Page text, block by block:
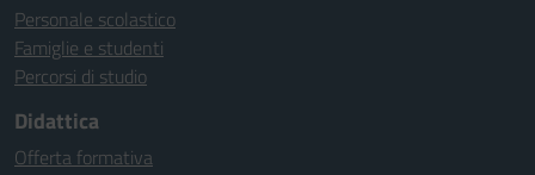
Personale scolastico
Famiglie e studenti
Percorsi di studio
Didattica
Offerta formativa